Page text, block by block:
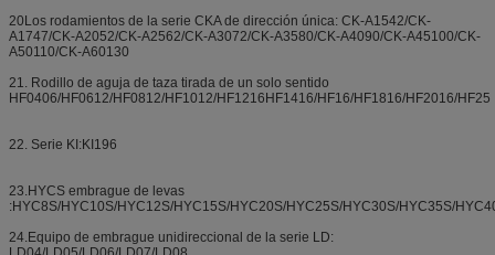
20Los rodamientos de la serie CKA de dirección única: CK-A1542/CK-
A1747/CK-A2052/CK-A2562/CK-A3072/CK-A3580/CK-A4090/CK-A45100/CK-
A50110/CK-A60130
21. Rodillo de aguja de taza tirada de un solo sentido
HF0406/HF0612/HF0812/HF1012/HF1216HF1416/HF16/HF1816/HF2016/HF25
22. Serie KI:KI196
23.HYCS embrague de levas
:HYC8S/HYC10S/HYC12S/HYC15S/HYC20S/HYC25S/HYC30S/HYC35S/
24.Equipo de embrague unidireccional de la serie LD: